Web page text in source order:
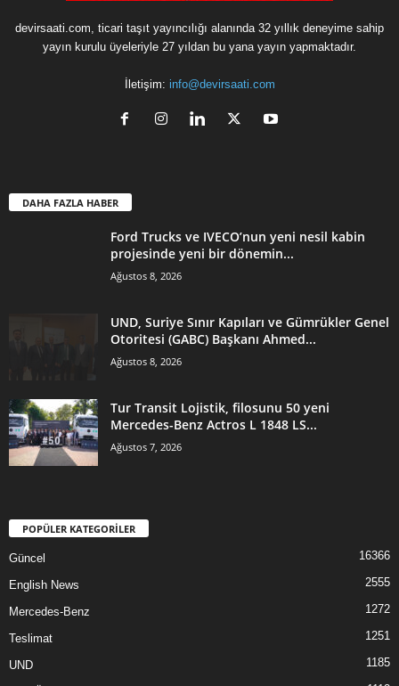
devirsaati.com, ticari taşıt yayıncılığı alanında 32 yıllık deneyime sahip
yayın kurulu üyeleriyle 27 yıldan bu yana yayın yapmaktadır.
İletişim: info@devirsaati.com
DAHA FAZLA HABER
Ford Trucks ve IVECO’nun yeni nesil kabin
projesinde yeni bir dönemin...
Ağustos 8, 2026
UND, Suriye Sınır Kapıları ve Gümrükler Genel
Otoritesi (GABC) Başkanı Ahmed...
Ağustos 8, 2026
Tur Transit Lojistik, filosunu 50 yeni
Mercedes-Benz Actros L 1848 LS...
Ağustos 7, 2026
POPÜLER KATEGORİLER
Güncel 16366
English News 2555
Mercedes-Benz 1272
Teslimat 1251
UND 1185